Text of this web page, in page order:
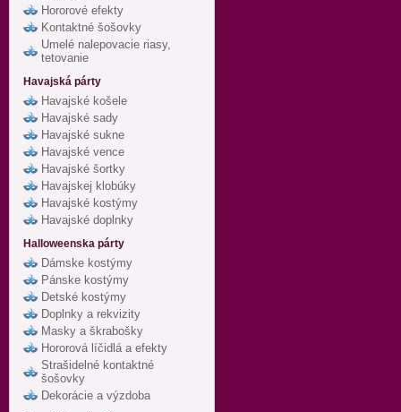
Hororové efekty
Kontaktné šošovky
Umelé nalepovacie riasy,
tetovanie
Havajská párty
Havajské košele
Havajské sady
Havajské sukne
Havajské vence
Havajské šortky
Havajskej klobúky
Havajské kostýmy
Havajské doplnky
Halloweenska párty
Dámske kostýmy
Pánske kostýmy
Detské kostýmy
Doplnky a rekvizity
Masky a škrabošky
Hororová líčidlá a efekty
Strašidelné kontaktné
šošovky
Dekorácie a výzdoba